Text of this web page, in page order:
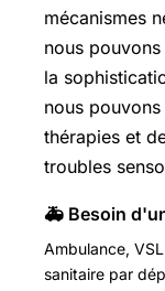
mécanismes
nous
la
nous
thérapies et
troubles
🚑 Besoin
Ambulance,
sanitaire par